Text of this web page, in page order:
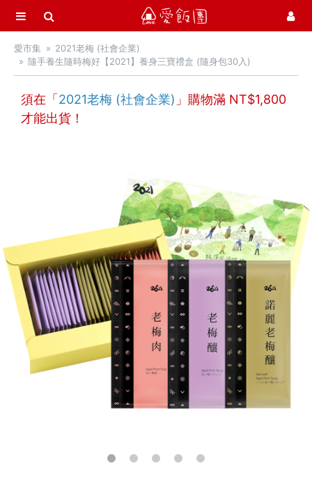
選單
首頁
中秋月餅 / 禮盒
聚寶堂燕窩
御田 黑羽土雞滴雞精
AFC 美妍保健
myrkl 醚立克
Green&Safe 保健品
O卡桑 木耳養生飲
美肌關鍵燉湯
泉發蜂蜜 蜂膠/蜂王乳/花粉
2021老梅 (社會企業)
Green&Safe 粥品/養生湯
愛市集
2021老梅 (社會企業)
隨手養生隨時梅好【2021】養身三寶禮盒 (隨身包30入)
須在「 2021老梅 (社會企業) 」購物滿 NT$1,800
才能出貨！